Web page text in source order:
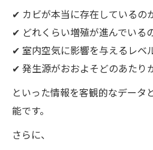
✔ カビが本当に存在しているの
✔ どれくらい増殖が進んでいる
✔ 室内空気に影響を与えるレベ
✔ 発生源がおおよそどのあたり
といった情報を客観的なデータ
能です。
さらに、